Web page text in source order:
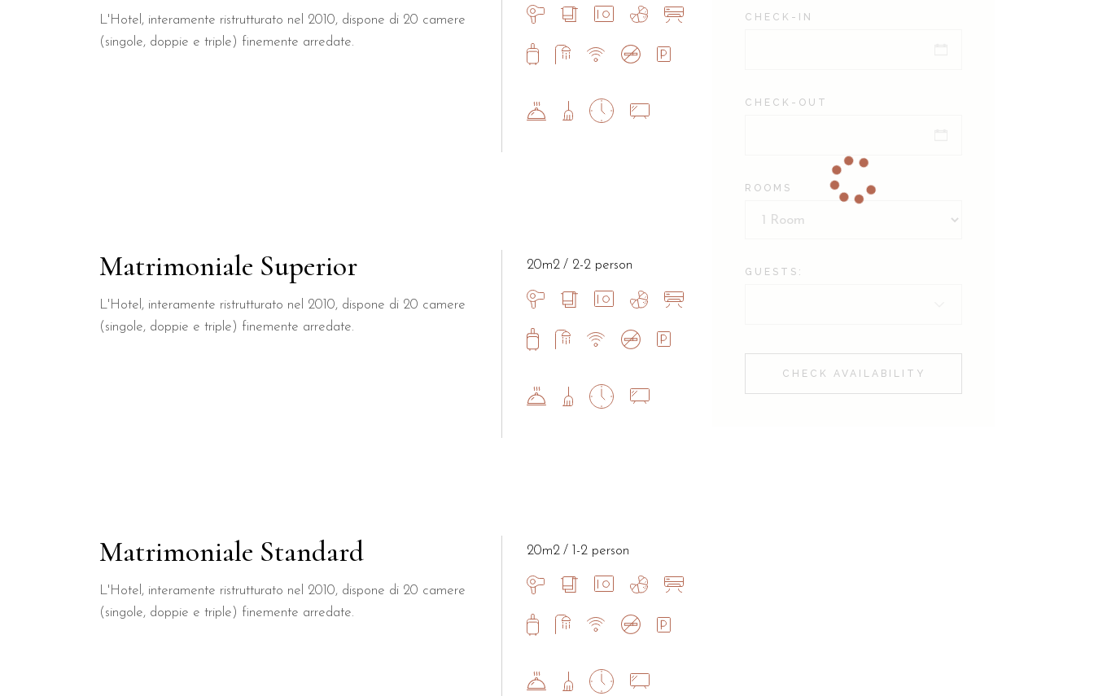
L'Hotel, interamente ristrutturato nel 2010, dispone di 20 camere
(singole, doppie e triple) finemente arredate.
Matrimoniale Superior
L'Hotel, interamente ristrutturato nel 2010, dispone di 20 camere
(singole, doppie e triple) finemente arredate.
20m2 2-2 person
Matrimoniale Standard
L'Hotel, interamente ristrutturato nel 2010, dispone di 20 camere
(singole, doppie e triple) finemente arredate.
20m2 1-2 person
CHECK-IN
CHECK-OUT
ROOMS
GUESTS:
CHECK AVAILABILITY